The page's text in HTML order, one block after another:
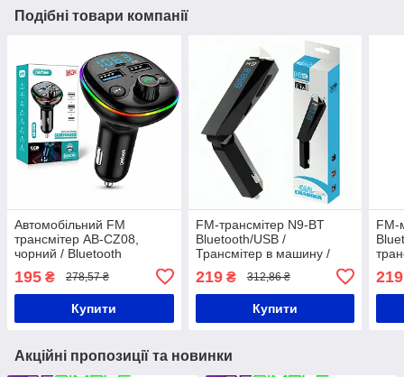
Подібні товари компанії
Автомобільний FM
трансмітер AB-CZ08,
чорний / Bluetooth
модулятор
195 ₴ 278,57 ₴
Купити
FM-трансмітер N9-BT
Bluetooth/USB /
Трансмітер в машину /
прикурювач
219₴ 312,86 ₴
Купити
FM-
219
Акційні пропозиції та новинки